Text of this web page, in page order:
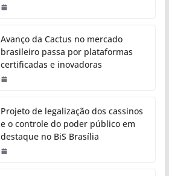
Avanço da Cactus no mercado
brasileiro passa por plataformas
certificadas e inovadoras
Projeto de legalização dos cassinos
e o controle do poder público em
destaque no BiS Brasília